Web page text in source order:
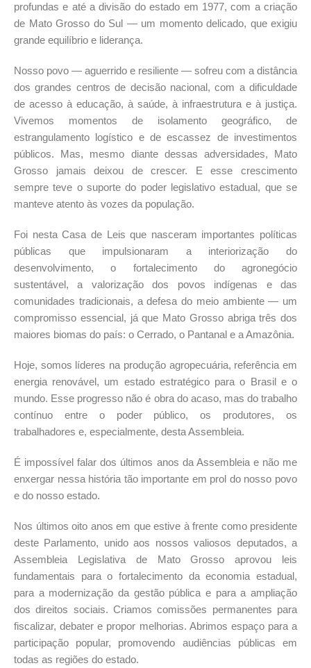
profundas e até a divisão do estado em 1977, com a criação
de Mato Grosso do Sul — um momento delicado, que exigiu
grande equilíbrio e liderança.
Nosso povo — aguerrido e resiliente — sofreu com a distância
dos grandes centros de decisão nacional, com a dificuldade
de acesso à educação, à saúde, à infraestrutura e à justiça.
Vivemos momentos de isolamento geográfico, de
estrangulamento logístico e de escassez de investimentos
públicos. Mas, mesmo diante dessas adversidades, Mato
Grosso jamais deixou de crescer. E esse crescimento
sempre teve o suporte do poder legislativo estadual, que se
manteve atento às vozes da população.
Foi nesta Casa de Leis que nasceram importantes políticas
públicas que impulsionaram a interiorização do
desenvolvimento, o fortalecimento do agronegócio
sustentável, a valorização dos povos indígenas e das
comunidades tradicionais, a defesa do meio ambiente — um
compromisso essencial, já que Mato Grosso abriga três dos
maiores biomas do país: o Cerrado, o Pantanal e a Amazônia.
Hoje, somos líderes na produção agropecuária, referência em
energia renovável, um estado estratégico para o Brasil e o
mundo. Esse progresso não é obra do acaso, mas do trabalho
contínuo entre o poder público, os produtores, os
trabalhadores e, especialmente, desta Assembleia.
É impossível falar dos últimos anos da Assembleia e não me
enxergar nessa história tão importante em prol do nosso povo
e do nosso estado.
Nos últimos oito anos em que estive à frente como presidente
deste Parlamento, unido aos nossos valiosos deputados, a
Assembleia Legislativa de Mato Grosso aprovou leis
fundamentais para o fortalecimento da economia estadual,
para a modernização da gestão pública e para a ampliação
dos direitos sociais. Criamos comissões permanentes para
fiscalizar, debater e propor melhorias. Abrimos espaço para a
participação popular, promovendo audiências públicas em
todas as regiões do estado.